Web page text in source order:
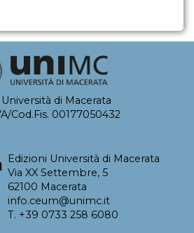
di Macerata
Cod.Fis. 00177050432
Edizioni Università di Macerata
Via XX Settembre, 5
62100 Macerata
info.ceum@unimc.it
T. +39 0733 258 6080